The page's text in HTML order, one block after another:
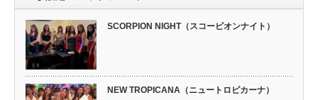
SCORPION NIGHT（スコーピオンナイト）
NEW TROPICANA（ニュートロピカーナ）